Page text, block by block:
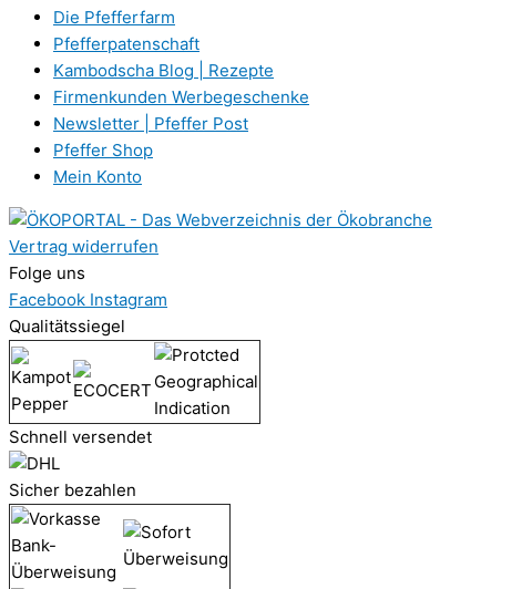
Die Pfefferfarm
Pfefferpatenschaft
Kambodscha Blog | Rezepte
Firmenkunden Werbegeschenke
Newsletter | Pfeffer Post
Pfeffer Shop
Mein Konto
Vertrag widerrufen
Folge uns
Facebook Instagram
Qualitätssiegel
Schnell versendet
Sicher bezahlen